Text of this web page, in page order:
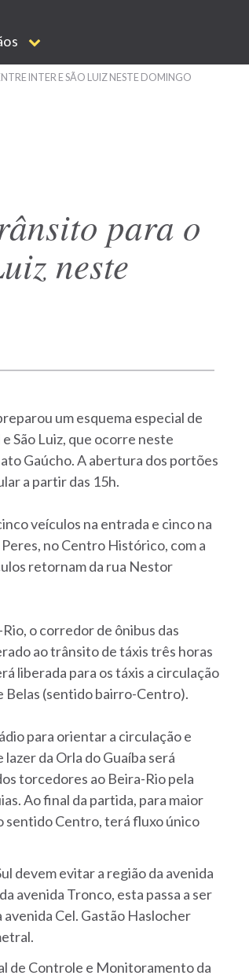
INTER E SÃO LUIZ NESTE DOMINGO
para o
neste
um esquema especial de
São Luiz, que ocorre neste
Gaúcho. A abertura dos portões
a partir das 15h.
veículos na entrada e cinco na
no Centro Histórico, com a
retornam da rua Nestor
o corredor de ônibus das
ao trânsito de táxis três horas
liberada para os táxis a circulação
Belas (sentido bairro-Centro).
para orientar a circulação e
da Orla do Guaíba será
torcedores ao Beira-Rio pela
Ao final da partida, para maior
sentido Centro, terá fluxo único
devem evitar a região da avenida
avenida Tronco, esta passa a ser
Cel. Gastão Haslocher
de Controle e Monitoramento da